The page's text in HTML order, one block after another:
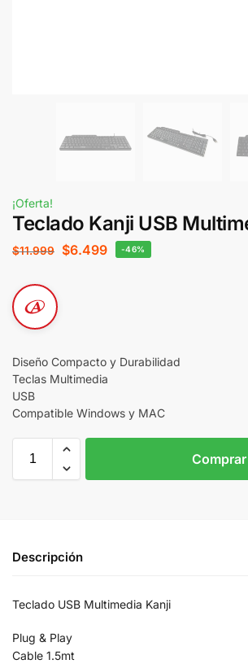
¡Oferta!
Teclado Kanji USB
$11.999 $6.499 -46%
Diseño Compacto y Durabilidad
Teclas Multimedia
USB
Compatible Windows y MAC
Comprar
Descripción
Teclado USB Multimedia Kanji
Plug & Play
Cable 1.5mt